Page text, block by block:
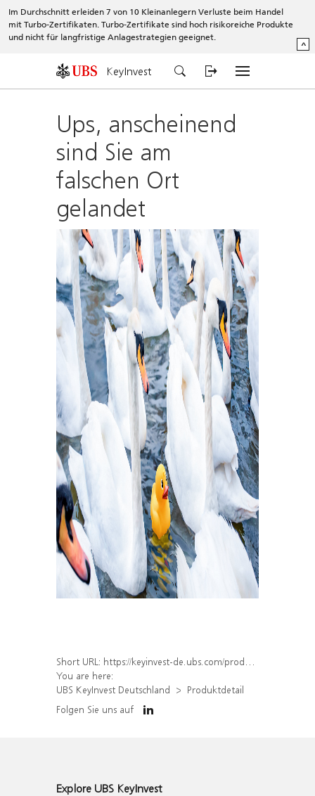
Im Durchschnitt erleiden 7 von 10 Kleinanlegern Verluste beim Handel
mit Turbo-Zertifikaten. Turbo-Zertifikate sind hoch risikoreiche Produkte
und nicht für langfristige Anlagestrategien geeignet.
^
KeyInvest
Ups, anscheinend
sind Sie am
falschen Ort
gelandet
Short URL: https://keyinvest-de.ubs.com/produkt/detail/index/isin/DE000WA6XNQ9
You are here:
UBS KeyInvest Deutschland
Produktdetail
Folgen Sie uns auf
Explore UBS KeyInvest